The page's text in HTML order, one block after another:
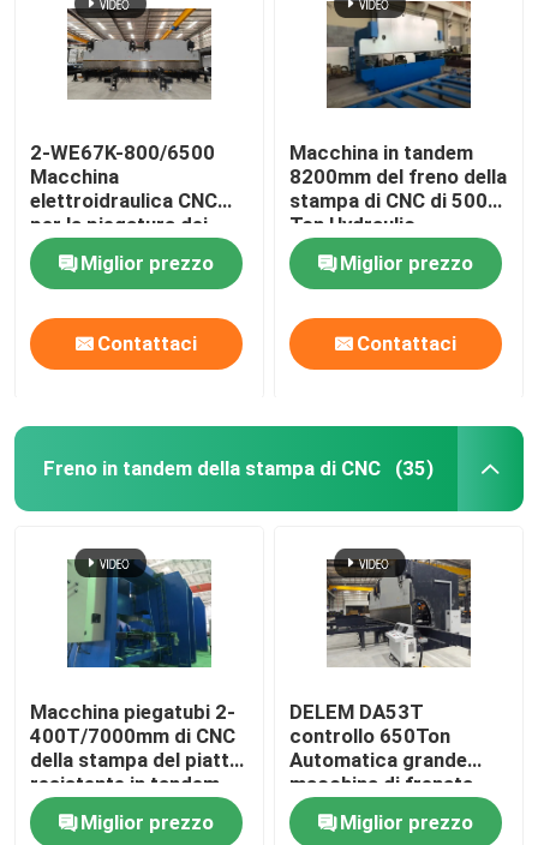
2-WE67K-800/6500
Macchina
elettroidraulica CNC
per la piegatura dei
freni
Miglior prezzo
Contattaci
Macchina in tandem
8200mm del freno della
stampa di CNC di 500
Ton Hydraulic
Miglior prezzo
Contattaci
Freno in tandem della stampa di CNC (35)
Macchina piegatubi 2-
400T/7000mm di CNC
della stampa del piatto
resistente in tandem
idraulico del freno
Miglior prezzo
DELEM DA53T
controllo 650Ton
Automatica grande
macchina di frenata
CNC a pressa in
tandemMiglior prezzo